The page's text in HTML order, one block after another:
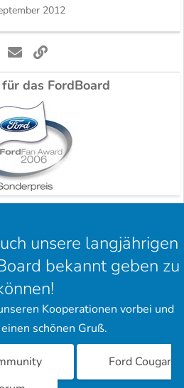
2012
WhatsApp
E-Mail
das FordBoard
unsere langjährigen
bekannt geben zu
Kooperationen vorbei und
schönen Gruß.
Ford Cougar